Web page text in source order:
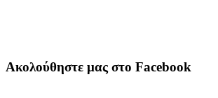
Ακολούθηστε μας στο Facebook